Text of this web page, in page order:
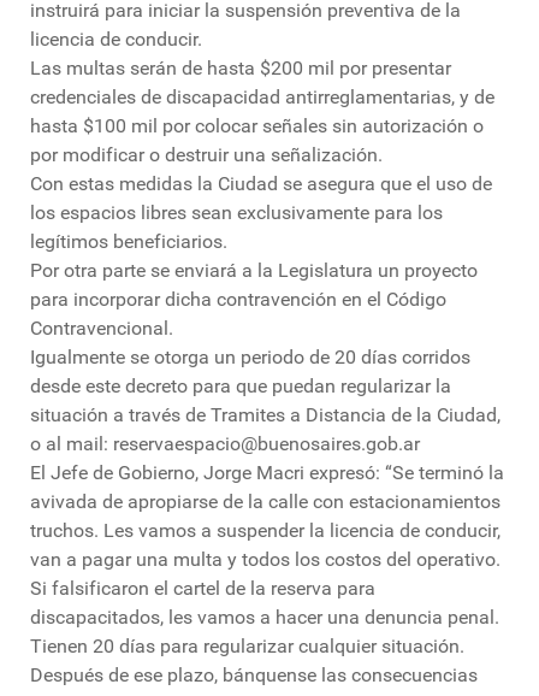
instruirá para iniciar la suspensión preventiva de la
licencia de conducir.
Las multas serán de hasta $200 mil por presentar
credenciales de discapacidad antirreglamentarias, y de
hasta $100 mil por colocar señales sin autorización o
por modificar o destruir una señalización.
Con estas medidas la Ciudad se asegura que el uso de
los espacios libres sean exclusivamente para los
legítimos beneficiarios.
Por otra parte se enviará a la Legislatura un proyecto
para incorporar dicha contravención en el Código
Contravencional.
Igualmente se otorga un periodo de 20 días corridos
desde este decreto para que puedan regularizar la
situación a través de Tramites a Distancia de la Ciudad,
o al mail: reservaespacio@buenosaires.gob.ar
El Jefe de Gobierno, Jorge Macri expresó: “Se terminó la
avivada de apropiarse de la calle con estacionamientos
truchos. Les vamos a suspender la licencia de conducir,
van a pagar una multa y todos los costos del operativo.
Si falsificaron el cartel de la reserva para
discapacitados, les vamos a hacer una denuncia penal.
Tienen 20 días para regularizar cualquier situación.
Después de ese plazo, bánquense las consecuencias